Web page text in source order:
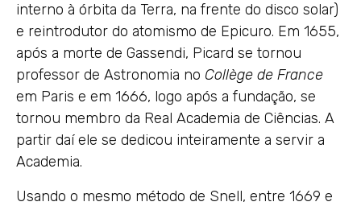
interno à órbita da Terra, na frente do disco solar)
e reintrodutor do atomismo de Epicuro. Em 1655,
após a morte de Gassendi, Picard se tornou
professor de Astronomia no Collège de France
em Paris e em 1666, logo após a fundação, se
tornou membro da Real Academia de Ciências. A
partir daí ele se dedicou inteiramente a servir a
Academia.
Usando o mesmo método de Snell, entre 1669 e